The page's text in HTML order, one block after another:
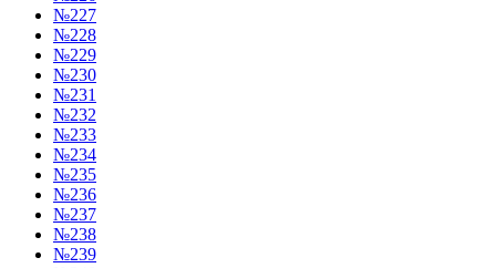
№227
№228
№229
№230
№231
№232
№233
№234
№235
№236
№237
№238
№239